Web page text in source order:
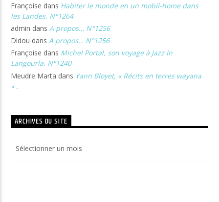
Françoise dans Habiter le monde en un mobil-home dans
les Landes. N°1264
admin dansA propos… N°1256
Didou dansA propos… N°1256
Françoise dans Michel Portal, son voyage à Jazz In
Langourla. N°1240
Meudre Marta dans Yann Bloyet, « Récits en terres wayana
« .
ARCHIVES DU SITE
du